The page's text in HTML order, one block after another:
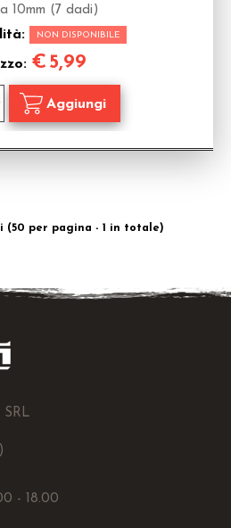
10mm (7 dadi)
NON DISPONIBILE
€ 5,99
per pagina - 1 in totale)
SRL
- 18.00